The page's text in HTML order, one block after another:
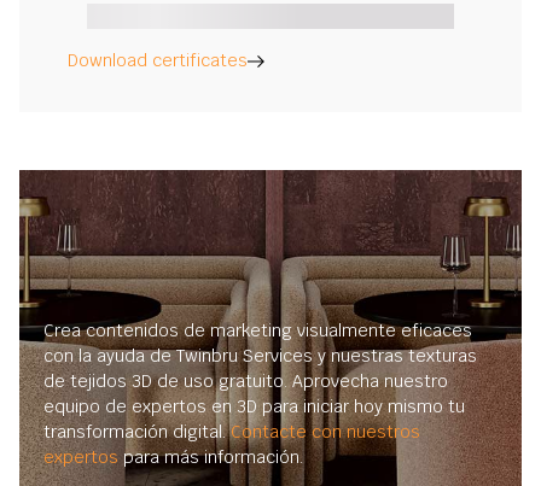
Download certificates
Crea contenidos de marketing visualmente eficaces
con la ayuda de Twinbru Services y nuestras texturas
de tejidos 3D de uso gratuito. Aprovecha nuestro
equipo de expertos en 3D para iniciar hoy mismo tu
transformación digital.Contacte con nuestros
expertos para más información.